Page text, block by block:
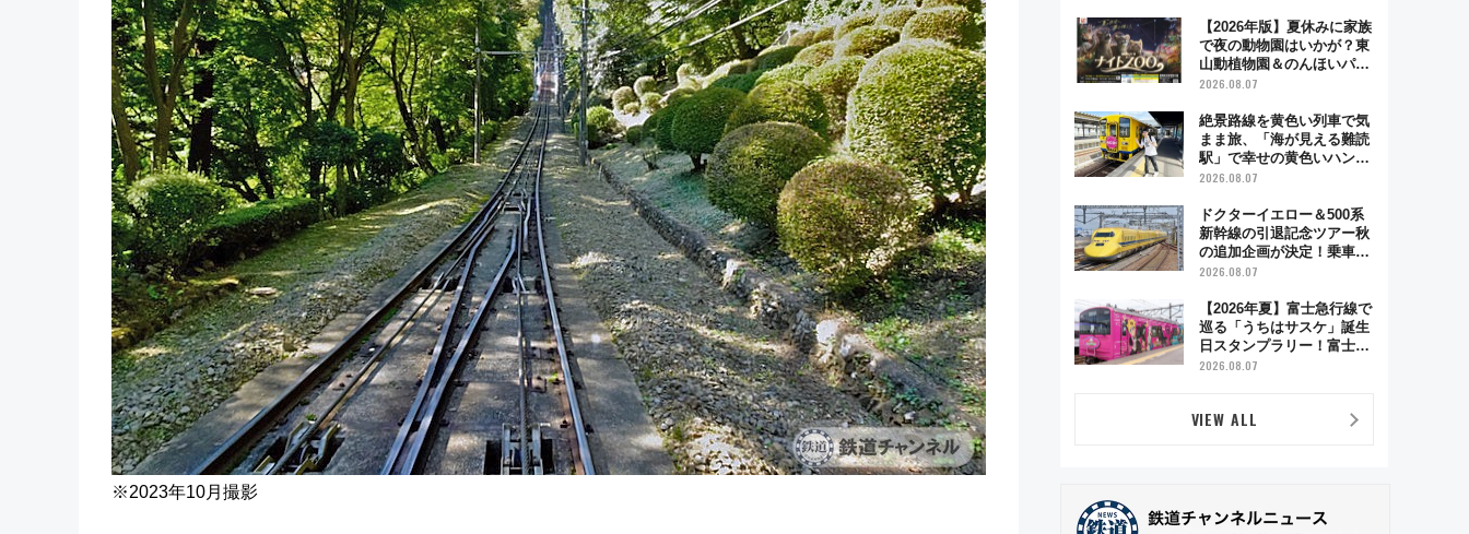
※2023年10月撮影
点まとめ
【2026年版】夏休みに家族
で夜の動物園はいかが？東
山動植物園＆のんほいパー
ク「ナイトZOO」開催情報
2026.08.07
絶景路線を黄色い列車で気
まま旅、「海が見える難読
駅」で幸せの黄色いハンカ
チに願いを 「新・鉄道ひ
「島原鉄道」
2026.08.07
ドクターイエロー＆500系
新幹線の引退記念ツアー秋
の追加企画が決定！乗車体
験やグッズ・ホテル情報ま
2026.08.07
【2026年夏】富士急行線で
巡る「うちはサスケ」誕生
日スタンプラリー！富士急
ハイランド限定グルメ＆グ
2026.08.07
VIEW ALL